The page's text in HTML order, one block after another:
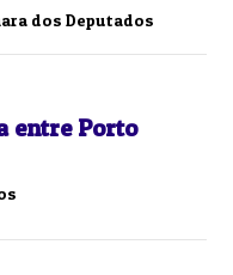
dos Deputados
entre Porto